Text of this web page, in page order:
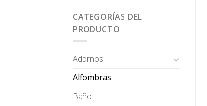
CATEGORÍAS DEL
PRODUCTO
Adornos
Alfombras
Baño